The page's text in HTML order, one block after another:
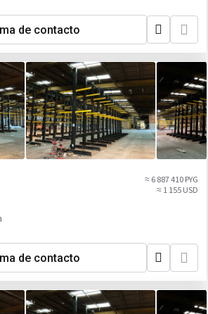
de contacto
≈ 6 887 410 PYG
≈ 1 155 USD
de contacto